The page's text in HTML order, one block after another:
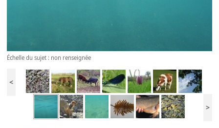
Échelle du sujet : non renseignée
<
>